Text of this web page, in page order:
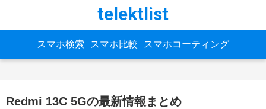
telektlist
スマホ検索 スマホ比較 スマホコーティング
Redmi 13C 5Gの最新情報まとめ